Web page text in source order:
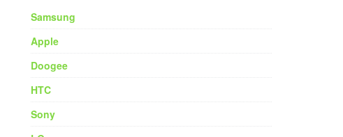
Samsung
Apple
Doogee
HTC
Sony